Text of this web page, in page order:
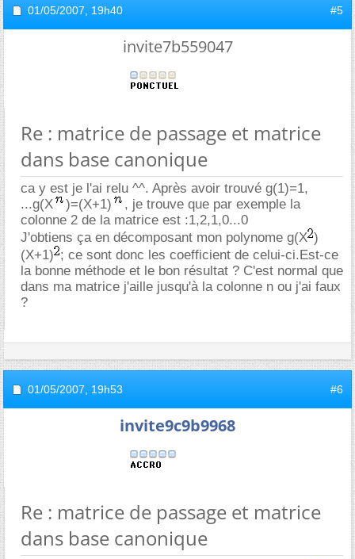
01/05/2007, 19h40 #5
invite7b559047
Re : matrice de passage et matrice
dans base canonique
ca y est je l'ai relu ^^. Après avoir trouvé g(1)=1,
...g(X
)=(X+1)
, je trouve que par exemple la
colonne 2 de la matrice est :1,2,1,0...0
J'obtiens ça en décomposant mon polynome g(X )
(X+1) ; ce sont donc les coefficient de celui-ci.Est-ce
la bonne méthode et le bon résultat ? C'est normal que
dans ma matrice j'aille jusqu'à la colonne n ou j'ai faux
?
01/05/2007, 19h53 #6
invite9c9b9968
Re : matrice de passage et matrice
dans base canonique